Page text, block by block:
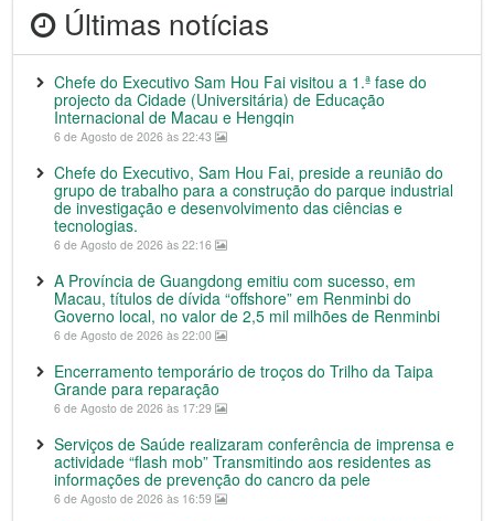
Últimas notícias
Chefe do Executivo Sam Hou Fai visitou a 1.ª fase do
projecto da Cidade (Universitária) de Educação
Internacional de Macau e Hengqin
6 de Agosto de 2026 às 22:43
Chefe do Executivo, Sam Hou Fai, preside a reunião do
grupo de trabalho para a construção do parque industrial
de investigação e desenvolvimento das ciências e
tecnologias.
6 de Agosto de 2026 às 22:16
A Província de Guangdong emitiu com sucesso, em
Macau, títulos de dívida “offshore” em Renminbi do
Governo local, no valor de 2,5 mil milhões de Renminbi
6 de Agosto de 2026 às 22:00
Encerramento temporário de troços do Trilho da Taipa
Grande para reparação
6 de Agosto de 2026 às 17:29
Serviços de Saúde realizaram conferência de imprensa e
actividade “flash mob” Transmitindo aos residentes as
informações de prevenção do cancro da pele
6 de Agosto de 2026 às 16:59